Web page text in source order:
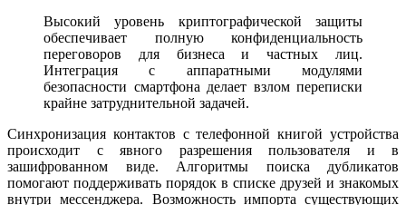
Высокий уровень криптографической защиты
обеспечивает полную конфиденциальность
переговоров для бизнеса и частных лиц.
Интеграция с аппаратными модулями
безопасности смартфона делает взлом переписки
крайне затруднительной задачей.
Синхронизация контактов с телефонной книгой устройства
происходит с явного разрешения пользователя и в
зашифрованном виде. Алгоритмы поиска дубликатов
помогают поддерживать порядок в списке друзей и знакомых
внутри мессенджера. Возможность импорта существующих